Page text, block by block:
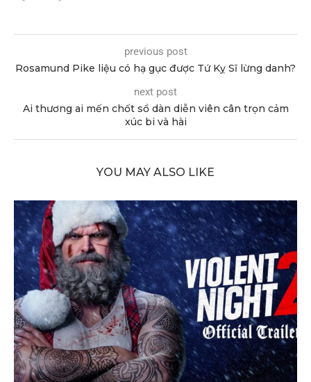
previous post
Rosamund Pike liệu có hạ gục được Tứ Kỵ Sĩ lừng danh?
next post
Ai thương ai mến chốt sổ dàn diễn viên cân trọn cảm
xúc bi và hài
YOU MAY ALSO LIKE